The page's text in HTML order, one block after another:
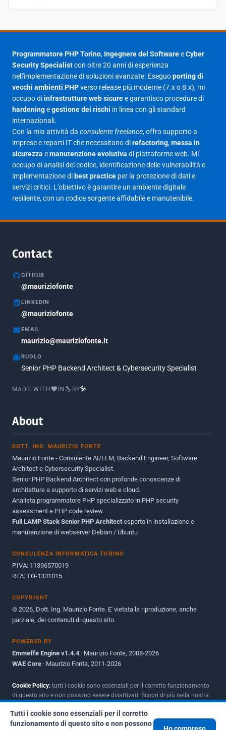
Agosto 2025 1
23
Giugno 2025
Maggio 2025 27
Aprile 2025
Marzo 2025
Febbraio 2025 17
Gennaio 2025
Giugno 2023
Maggio 2023
Agosto 2020
Marzo 2018
Febbraio 2018
Marzo 2017
Luglio 2016
Febbraio 2016
Giugno 2012
Maggio 2011
Dicembre 2010
Ottobre 2010
Maggio 2010
Giugno 2009
Programmatore PHP Torino, Ingegnere del SoftwareeCyber
Security Specialistcon oltre 20 anni di esperienza
nell'implementazione di soluzioni avanzate. Eseguoporting di
vecchi ambienti PHPverso release più moderne (7.x o 8.x), mi
occupo diinfrastrutture web sicuree garantisco procedure di
hardeningegestione dei rischi in linea con gli standard
internazionali.
Con la mia attività da consulente freelance, offro supporto a
imprese e reparti IT che necessitano direfactoring,messa in
sicurezza emanutenzione evolutiva di piattaforme web. Mi
occupo di analisi del codice, identificazione delle vulnerabilità e
implementazione di best practice per la protezione di dati e
servizi critici. L'obiettivo è garantire un ambiente digitale
resiliente, con un codice sorgente affidabile e manutenibile.
Contact
GITHUB
@mauriziofonte
LINKEDIN
@mauriziofonte
EMAIL
maurizio@mauriziofonte.it
RUOLO
Senior PHP Backend Architect & Cybersecurity Specialist
MADE WITH IN BY
About
DOTT. ING. MAURIZIO FONTE
Maurizio Fonte - Consulente AI/LLM, Backend Engineer, Software
Architect e Cybersecurity Specialist.
Senior PHP Backend Architect con profonde conoscenze di
architetture a supporto di servizi web e cloud.
Analista programmatore PHP specializzato in PHP security
assessment e PHP code review.
Full LAMP Stack Senior PHP Architect esperto in installazione e
manutenzione di webserver Debian / Ubuntu
CONSULENZA INFORMATICA TORINO
P.IVA: 11396570019
REA: TO-1331015
COPYRIGHT
© 2026, Dott. Ing. Maurizio Fonte. E' vietata la riproduzione, anche
parziale, dei contenuti di questo sito.
POWERED BY
Emmeffe Engine v1.4.4 · Maurizio Fonte, 2008-2026
WAE Core · Maurizio Fonte, 2011-2026
Cookie Policy: tutti i cookie sono essenziali per il corretto funzionamento
di questo sito e non possono essere disattivati. Scopri di più nella nostra
Tutti i cookie sono essenziali per il corretto
funzionamento di questo sito e non possono